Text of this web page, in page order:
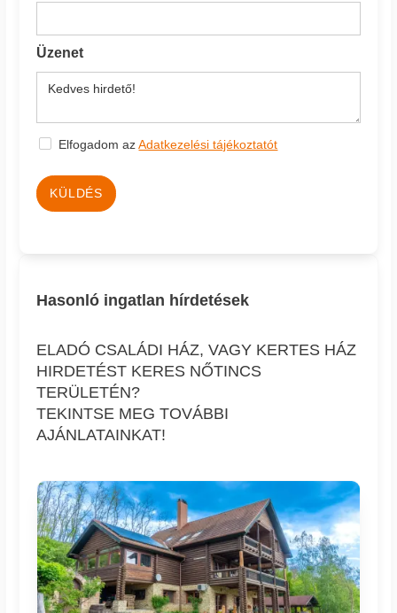
Üzenet
Elfogadom azAdatkezelési tájékoztatót
KÜLDÉS
Hasonló ingatlan hírdetések
ELADÓ CSALÁDI HÁZ, VAGY KERTES HÁZ
HIRDETÉST KERES NŐTINCS
TERÜLETÉN?
TEKINTSE MEG TOVÁBBI
AJÁNLATAINKAT!